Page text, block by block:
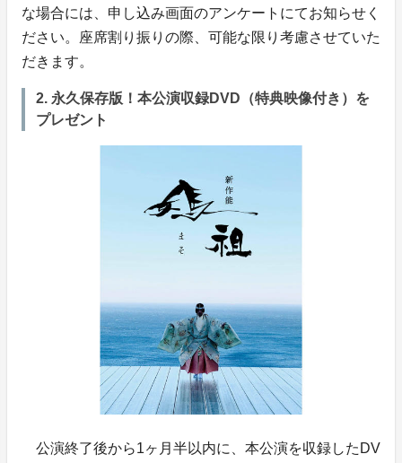
な場合には、申し込み画面のアンケートにてお知らせく
ださい。座席割り振りの際、可能な限り考慮させていた
だきます。
2. 永久保存版！本公演収録DVD（特典映像付き）を
プレゼント
公演終了後から1ヶ月半以内に、本公演を収録したDV